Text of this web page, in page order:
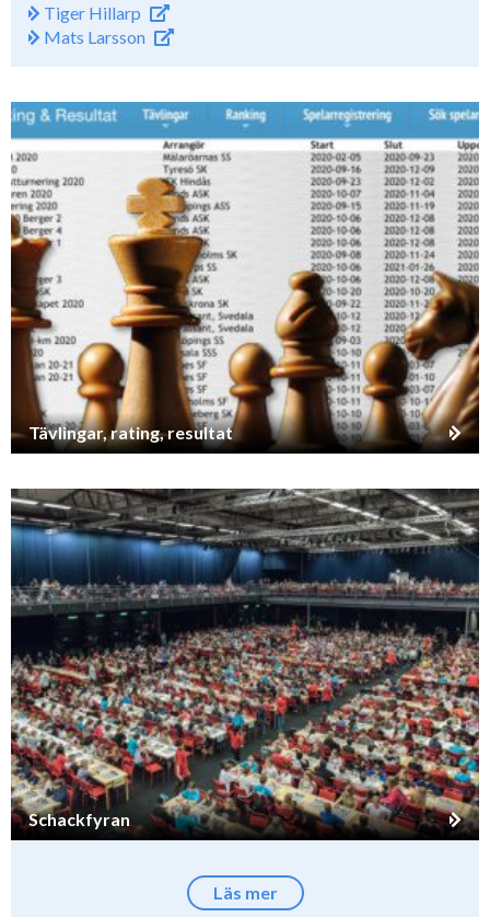
Tiger Hillarp
Mats Larsson
Tävlingar, rating, resultat
Schackfyran
Läs mer